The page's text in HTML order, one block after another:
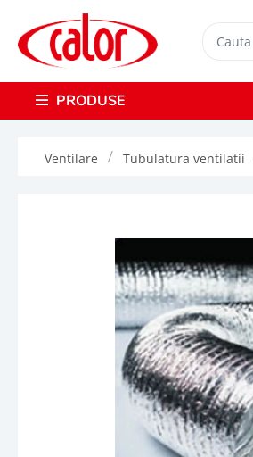
PRODUSE
Ventilare Tubulatura ventilatii